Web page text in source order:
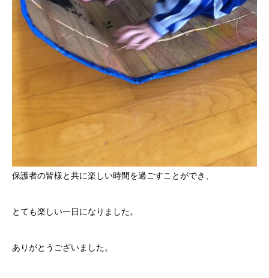
保護者の皆様と共に楽しい時間を過ごすことができ、
とても楽しい一日になりました。
ありがとうございました。